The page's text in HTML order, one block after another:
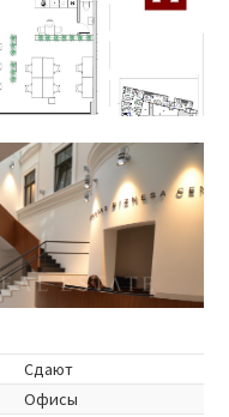
Сдают
Офисы